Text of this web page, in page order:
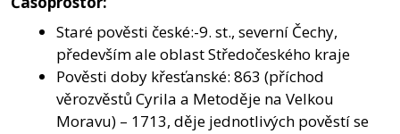
Staré pověsti české:-9. st., severní Čechy,
především ale oblast Středočeského kraje
Pověsti doby křesťanské: 863 (příchod
věrozvěstů Cyrila a Metoděje na Velkou
Moravu) – 1713, děje jednotlivých pověstí se